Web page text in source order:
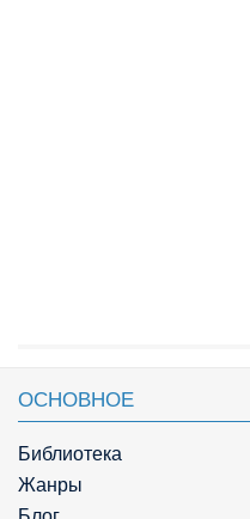
ОСНОВНОЕ
Библиотека
Жанры